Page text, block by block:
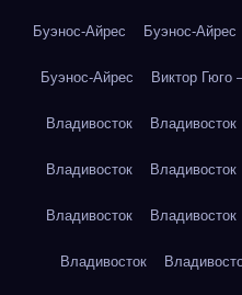
Буэнос-Айрес Буэнос-Айрес
Буэнос-Айрес Виктор
Владивосток Владивосток
Владивосток Владивосток
Владивосток Владивосток
Владивосток